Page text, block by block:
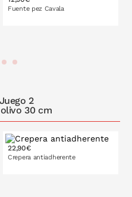
Fuente pez Cavala
2
30 cm
22,90€
Crepera antiadherente